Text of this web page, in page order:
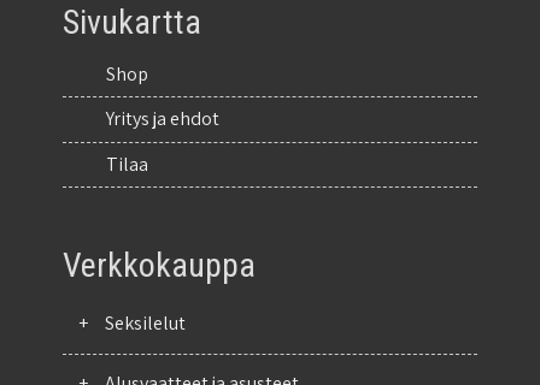
Sivukartta
Shop
Yritys ja ehdot
Tilaa
Verkkokauppa
+ Seksilelut